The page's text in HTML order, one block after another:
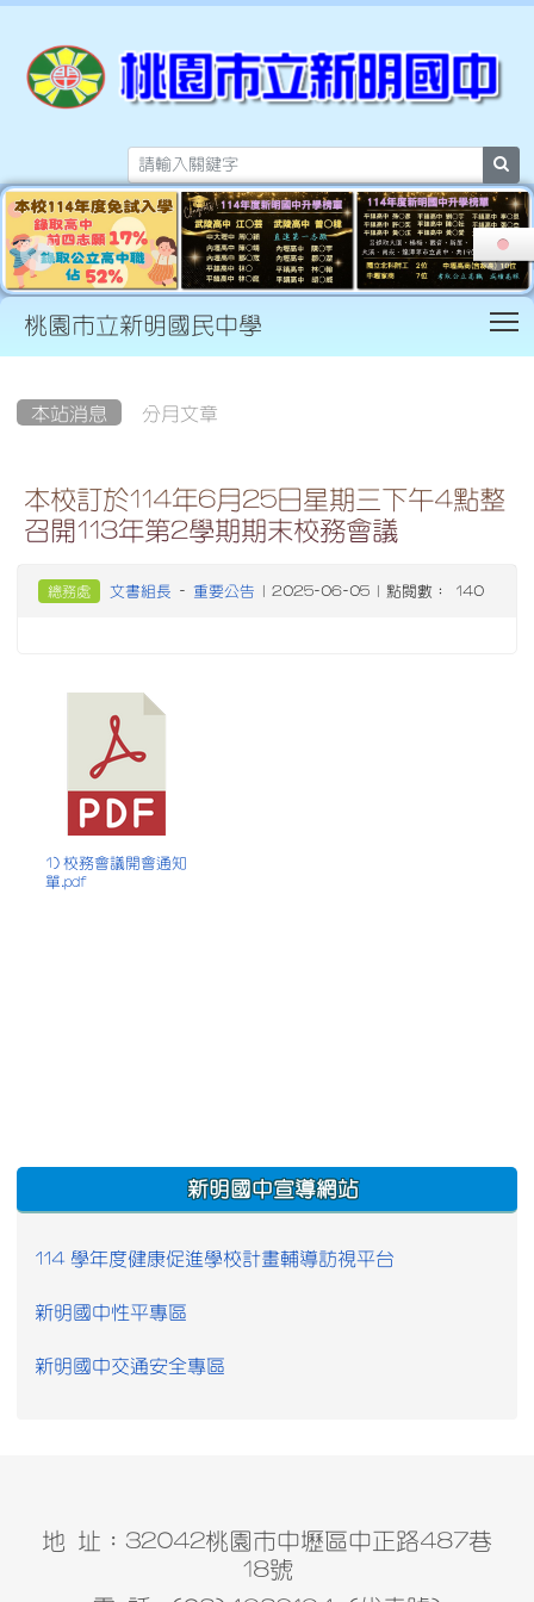
桃園市立新明國民中學
本站消息 分月文章
本校訂於114年6月25日星期三下午4點整
召開113年第2學期期末校務會議
總務處 文書組長 - 重要公告 | 2025-06-05 | 點閱數： 140
1) 校務會議開會通知
單.pdf
:::
新明國中宣導網站
114 學年度健康促進學校計畫輔導訪視平台
新明國中性平專區
新明國中交通安全專區
地 址：32042桃園市中壢區中正路487巷
18號